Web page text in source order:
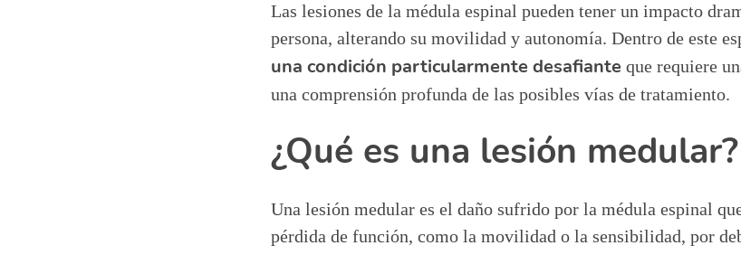
Las lesiones de la médula espinal pueden tener un impacto
persona, alterando su movilidad y autonomía. Dentro de este
una condición particularmente desafiante que requiere
una comprensión profunda de las posibles vías de tratamiento.
¿Qué es una lesión medular?
Una lesión medular es el daño sufrido por la médula espinal
pérdida de función, como la movilidad o la sensibilidad, por